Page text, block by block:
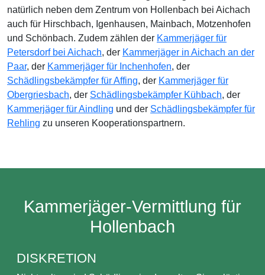
natürlich neben dem Zentrum von Hollenbach bei Aichach
auch für Hirschbach, Igenhausen, Mainbach, Motzenhofen
und Schönbach. Zudem zählen der Kammerjäger für
Petersdorf bei Aichach, der Kammerjäger in Aichach an der
Paar, der Kammerjäger für Inchenhofen, der
Schädlingsbekämpfer für Affing, der Kammerjäger für
Obergriesbach, der Schädlingsbekämpfer Kühbach, der
Kammerjäger für Aindling und der Schädlingsbekämpfer für
Rehling zu unseren Kooperationspartnern.
Kammerjäger-Vermittlung für
Hollenbach
DISKRETION